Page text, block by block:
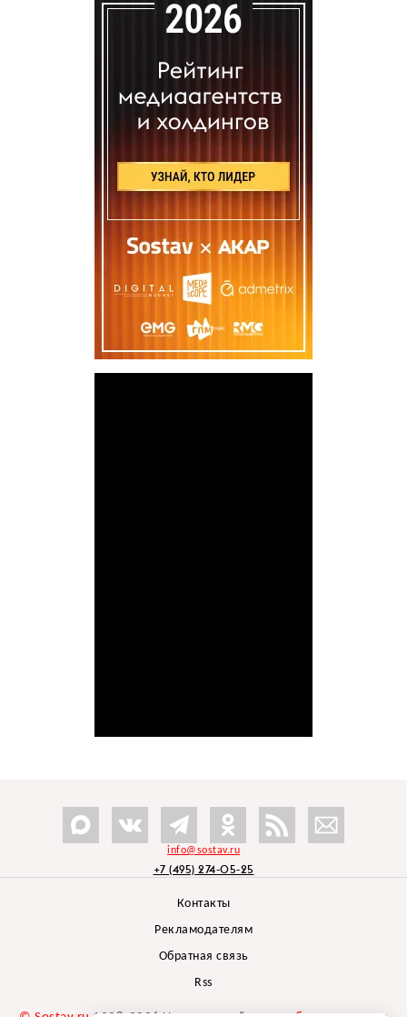
info@sostav.ru
+7 (495) 274-05-25
Контакты
Рекламодателям
Обратная связь
Rss